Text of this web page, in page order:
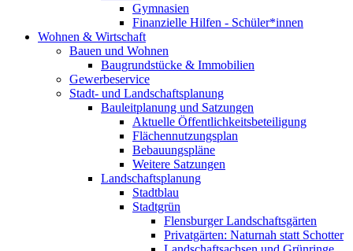
Gymnasien
Finanzielle Hilfen - Schüler*innen
Wohnen & Wirtschaft
Bauen und Wohnen
Baugrundstücke & Immobilien
Gewerbeservice
Stadt- und Landschaftsplanung
Bauleitplanung und Satzungen
Aktuelle Öffentlichkeitsbeteiligung
Flächennutzungsplan
Bebauungspläne
Weitere Satzungen
Landschaftsplanung
Stadtblau
Stadtgrün
Flensburger Landschaftsgärten
Privatgärten: Naturnah statt Schotter